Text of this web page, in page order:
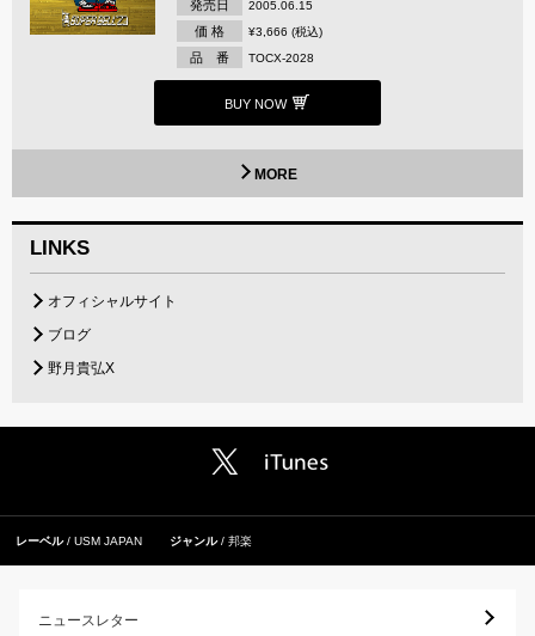
発売日 2005.06.15
価 格 ¥3,666 (税込)
品 番 TOCX-2028
BUY NOW
MORE
LINKS
オフィシャルサイト
ブログ
野月貴弘X
レーベル USM JAPAN ジャンル 邦楽
ニュースレター